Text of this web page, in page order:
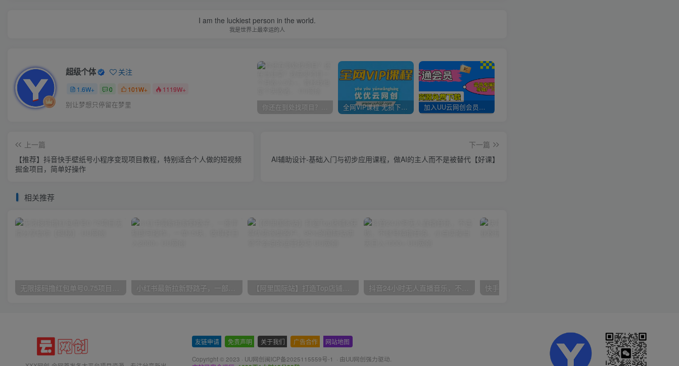
I am the luckiest person in the world.
我是世界上最幸运的人
超级个体 关注
1.6W+ 0 101W+ 1119W+
别让梦想只停留在梦里 你还在到处找项目？还在当韭菜？我靠卖项目一个月收入5万+，曾经我也是个失败者。 全网VIP课程 无损下载~ 加入UU云网创会员，全站资源免费学习。
上一篇
【推荐】抖音快手壁纸号小程序变现项目教程，特别适合个人做的短视频
掘金项目，简单好操作
下一篇
AI辅助设计-基础入门与初步应用课程，做AI的主人而不是被替代【好课】
相关推荐
无限接码撸红包单号0.75项目无偿分享给你【揭秘】 小红书最新拉新野路子，一部手机即可操作，一单15块，做得好日入2000+ 【阿里国际站】打造Top店铺&获得优质询盘客户，​95%的国际站讲师不会说的运营技巧 抖音24小时无人直播音乐，不违规，不封号纯撸音浪，小白实操当天日入1000+
友链申请 免责声明 关于我们 广告合作 网站地图
Copyright © 2023 · UU网创闽ICP备2025115559号-1 · 由UU网创强力驱动.